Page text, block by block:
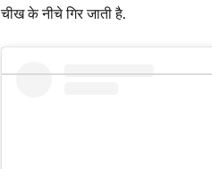
चीख के नीचे गिर जाती है.